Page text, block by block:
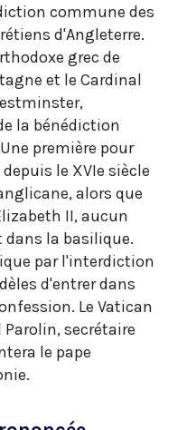
commune des
d'Angleterre.
grec de
et le Cardinal
la bénédiction
première pour
le XVIe siècle
alors que
II, aucun
la basilique.
par l'interdiction
d'entrer dans
Le Vatican
secrétaire
le pape